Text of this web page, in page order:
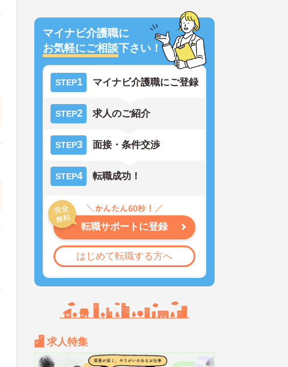
マイナビ介護職に
お気軽にご相談下さい！
STEP1 マイナビ介護職にご登録
STEP2 求人のご紹介
STEP3 面接・条件交渉
STEP4 転職成功！
転職サポートに登録
はじめて転職する方へ
求人特集